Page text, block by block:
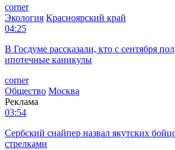
corner
Экология Красноярский край
04:25
В Госдуме рассказали, кто с сентября
ипотечные каникулы
corner
Общество Москва
Реклама
03:54
Сербский снайпер назвал якутских
стрелками